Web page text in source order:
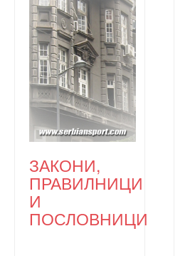
ЗАКОНИ,
ПРАВИЛНИЦИ
И
ПОСЛОВНИЦИ